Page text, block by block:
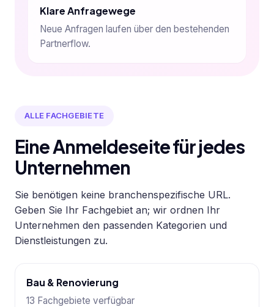
Klare Anfragewege
Neue Anfragen laufen über den bestehenden
Partnerflow.
ALLE FACHGEBIETE
Eine Anmeldeseite für jedes
Unternehmen
Sie benötigen keine branchenspezifische URL.
Geben Sie Ihr Fachgebiet an; wir ordnen Ihr
Unternehmen den passenden Kategorien und
Dienstleistungen zu.
Bau & Renovierung
13 Fachgebiete verfügbar